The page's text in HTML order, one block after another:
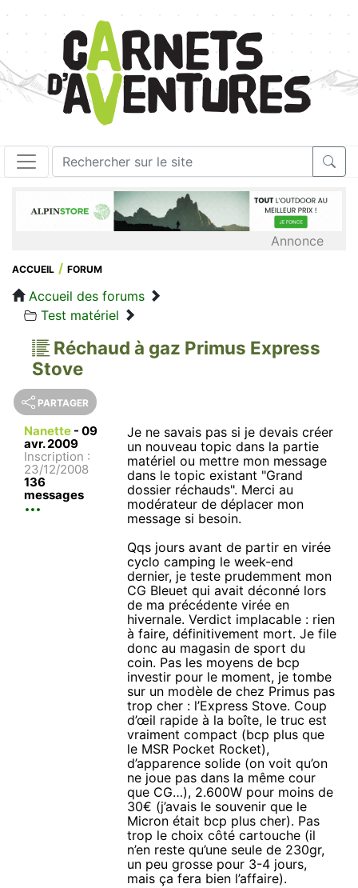
Annonce
ACCUEIL FORUM
Accueil des forums
Test matériel
Réchaud à gaz Primus Express
Stove
PARTAGER
Nanette - 09
avr. 2009
Inscription :
23/12/2008
136
messages
Je ne savais pas si je devais créer
un nouveau topic dans la partie
matériel ou mettre mon message
dans le topic existant "Grand
dossier réchauds". Merci au
modérateur de déplacer mon
message si besoin.
Qqs jours avant de partir en virée
cyclo camping le week-end
dernier, je teste prudemment mon
CG Bleuet qui avait déconné lors
de ma précédente virée en
hivernale. Verdict implacable : rien
à faire, définitivement mort. Je file
donc au magasin de sport du
coin. Pas les moyens de bcp
investir pour le moment, je tombe
sur un modèle de chez Primus pas
trop cher : l’Express Stove. Coup
d’œil rapide à la boîte, le truc est
vraiment compact (bcp plus que
le MSR Pocket Rocket),
d’apparence solide (on voit qu’on
ne joue pas dans la même cour
que CG…), 2.600W pour moins de
30€ (j’avais le souvenir que le
Micron était bcp plus cher). Pas
trop le choix côté cartouche (il
n’en reste qu’une seule de 230gr,
un peu grosse pour 3-4 jours,
mais ça fera bien l’affaire).